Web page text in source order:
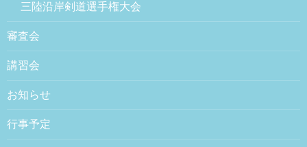
三陸沿岸剣道選手権大会
審査会
講習会
お知らせ
行事予定